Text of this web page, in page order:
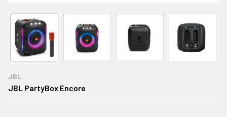
JBL
JBL PartyBox Encore